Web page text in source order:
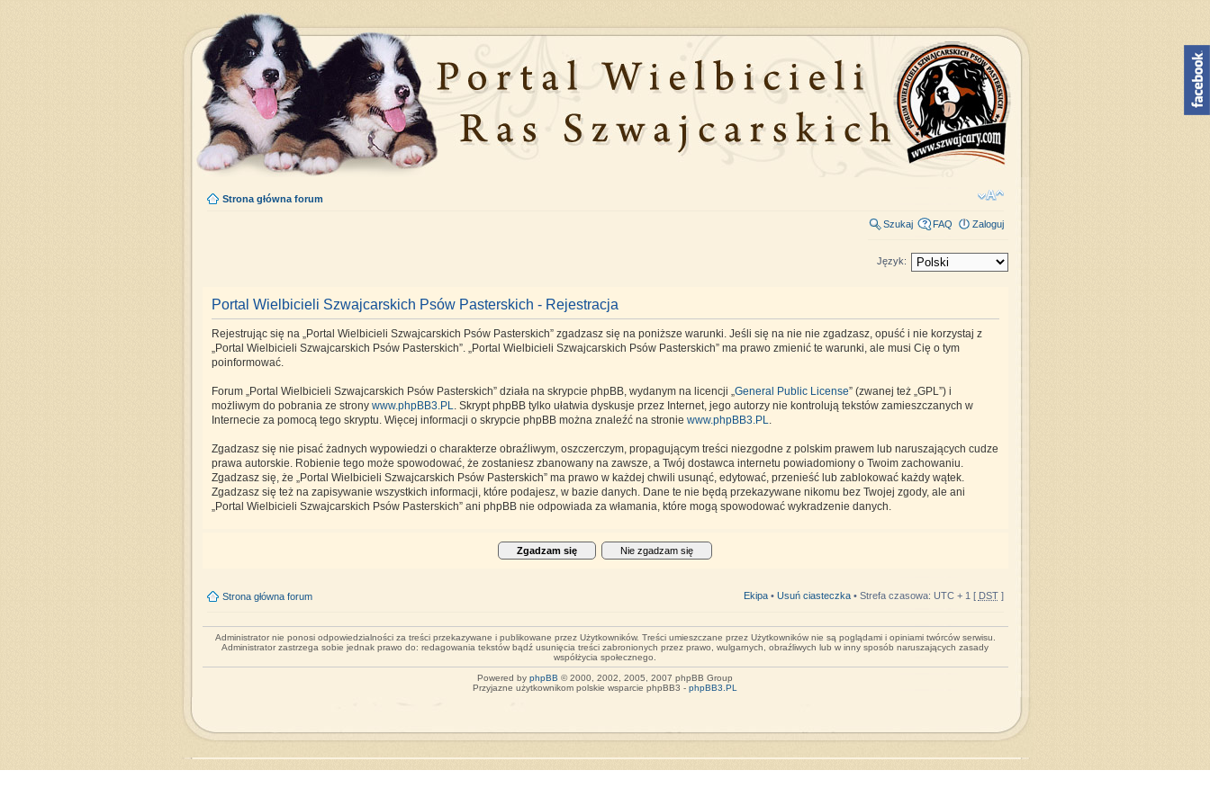
Strona główna forum
Szukaj FAQ Zaloguj
Język:
Portal Wielbicieli Szwajcarskich Psów Pasterskich - Rejestracja
Rejestrując się na „Portal Wielbicieli Szwajcarskich Psów Pasterskich” zgadzasz się na poniższe warunki. Jeśli się na nie nie zgadzasz, opuść i nie korzystaj z
„Portal Wielbicieli Szwajcarskich Psów Pasterskich”. „Portal Wielbicieli Szwajcarskich Psów Pasterskich” ma prawo zmienić te warunki, ale musi Cię o tym
poinformować.
Forum „Portal Wielbicieli Szwajcarskich Psów Pasterskich” działa na skrypcie phpBB, wydanym na licencji „ General Public License” (zwanej też „GPL”) i
możliwym do pobrania ze strony www.phpBB3.PL
. Skrypt phpBB tylko ułatwia dyskusje przez Internet, jego autorzy nie kontrolują tekstów zamieszczanych w
Internecie za pomocą tego skryptu. Więcej informacji o skrypcie phpBB można znaleźć na stronie www.phpBB3.PL
Zgadzasz się nie pisać żadnych wypowiedzi o charakterze obraźliwym, oszczerczym, propagującym treści niezgodne z polskim prawem lub naruszających cudze
prawa autorskie. Robienie tego może spowodować, że zostaniesz zbanowany na zawsze, a Twój dostawca internetu powiadomiony o Twoim zachowaniu.
Zgadzasz się, że „Portal Wielbicieli Szwajcarskich Psów Pasterskich” ma prawo w każdej chwili usunąć, edytować, przenieść lub zablokować każdy wątek.
Zgadzasz się też na zapisywanie wszystkich informacji, które podajesz, w bazie danych. Dane te nie będą przekazywane nikomu bez Twojej zgody, ale ani
„Portal Wielbicieli Szwajcarskich Psów Pasterskich” ani phpBB nie odpowiada za włamania, które mogą spowodować wykradzenie danych.
Strona główna forum Ekipa• Usuń ciasteczka• Strefa czasowa: UTC + 1 [ DST]
Administrator nie ponosi odpowiedzialności za treści przekazywane i publikowane przez Użytkowników. Treści umieszczane przez Użytkowników nie są poglądami i opiniami twórców serwisu.
Administrator zastrzega sobie jednak prawo do: redagowania tekstów bądź usunięcia treści zabronionych przez prawo, wulgarnych, obraźliwych lub w inny sposób naruszających zasady
współżycia społecznego.
Powered by phpBB © 2000, 2002, 2005, 2007 phpBB Group
Przyjazne użytkownikom polskie wsparcie phpBB3 - phpBB3.PL